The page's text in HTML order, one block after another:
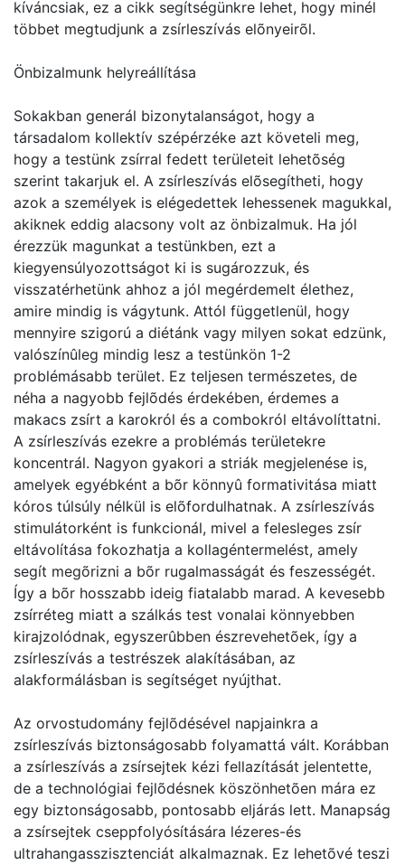
kíváncsiak, ez a cikk segítségünkre lehet, hogy minél
többet megtudjunk a zsírleszívás elõnyeirõl.
Önbizalmunk helyreállítása
Sokakban generál bizonytalanságot, hogy a
társadalom kollektív szépérzéke azt követeli meg,
hogy a testünk zsírral fedett területeit lehetõség
szerint takarjuk el. A zsírleszívás elõsegítheti, hogy
azok a személyek is elégedettek lehessenek magukkal,
akiknek eddig alacsony volt az önbizalmuk. Ha jól
érezzük magunkat a testünkben, ezt a
kiegyensúlyozottságot ki is sugározzuk, és
visszatérhetünk ahhoz a jól megérdemelt élethez,
amire mindig is vágytunk. Attól függetlenül, hogy
mennyire szigorú a diétánk vagy milyen sokat edzünk,
valószínûleg mindig lesz a testünkön 1-2
problémásabb terület. Ez teljesen természetes, de
néha a nagyobb fejlõdés érdekében, érdemes a
makacs zsírt a karokról és a combokról eltávolíttatni.
A zsírleszívás ezekre a problémás területekre
koncentrál. Nagyon gyakori a striák megjelenése is,
amelyek egyébként a bõr könnyû formativitása miatt
kóros túlsúly nélkül is elõfordulhatnak. A zsírleszívás
stimulátorként is funkcionál, mivel a felesleges zsír
eltávolítása fokozhatja a kollagéntermelést, amely
segít megõrizni a bõr rugalmasságát és feszességét.
Így a bõr hosszabb ideig fiatalabb marad. A kevesebb
zsírréteg miatt a szálkás test vonalai könnyebben
kirajzolódnak, egyszerûbben észrevehetõek, így a
zsírleszívás a testrészek alakításában, az
alakformálásban is segítséget nyújthat.
Az orvostudomány fejlõdésével napjainkra a
zsírleszívás biztonságosabb folyamattá vált. Korábban
a zsírleszívás a zsírsejtek kézi fellazítását jelentette,
de a technológiai fejlõdésnek köszönhetõen mára ez
egy biztonságosabb, pontosabb eljárás lett. Manapság
a zsírsejtek cseppfolyósítására lézeres-és
ultrahangasszisztenciát alkalmaznak. Ez lehetõvé teszi